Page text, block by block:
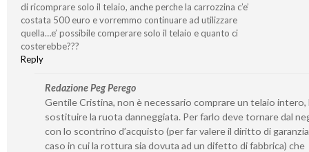
di ricomprare solo il telaio, anche perche la carrozzina c’e’
costata 500 euro e vorremmo continuare ad utilizzare
quella…e’ possibile comperare solo il telaio e quanto ci
costerebbe???
Reply
Redazione Peg Perego
Gentile Cristina, non è necessario comprare un telaio intero,
sostituire la ruota danneggiata. Per farlo deve tornare dal
con lo scontrino d’acquisto (per far valere il diritto di
caso in cui la rottura sia dovuta ad un difetto di fabbrica) che